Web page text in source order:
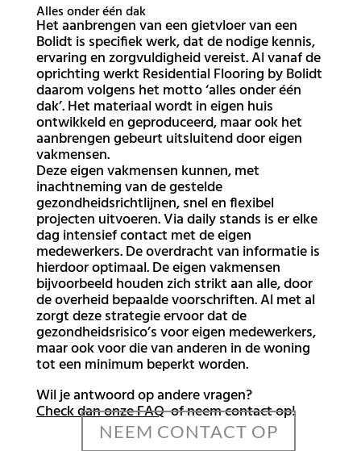
Alles onder één dak
Het aanbrengen van een gietvloer van een
Bolidt is specifiek werk, dat de nodige kennis,
ervaring en zorgvuldigheid vereist. Al vanaf de
oprichting werkt Residential Flooring by Bolidt
daarom volgens het motto ‘alles onder één
dak’. Het materiaal wordt in eigen huis
ontwikkeld en geproduceerd, maar ook het
aanbrengen gebeurt uitsluitend door eigen
vakmensen.
Deze eigen vakmensen kunnen, met
inachtneming van de gestelde
gezondheidsrichtlijnen, snel en flexibel
projecten uitvoeren. Via daily stands is er elke
dag intensief contact met de eigen
medewerkers. De overdracht van informatie is
hierdoor optimaal. De eigen vakmensen
bijvoorbeeld houden zich strikt aan alle, door
de overheid bepaalde voorschriften. Al met al
zorgt deze strategie ervoor dat de
gezondheidsrisico’s voor eigen medewerkers,
maar ook voor die van anderen in de woning
tot een minimum beperkt worden.
Wil je antwoord op andere vragen?
Check dan onze FAQof neem contact op!
NEEM CONTACT OP